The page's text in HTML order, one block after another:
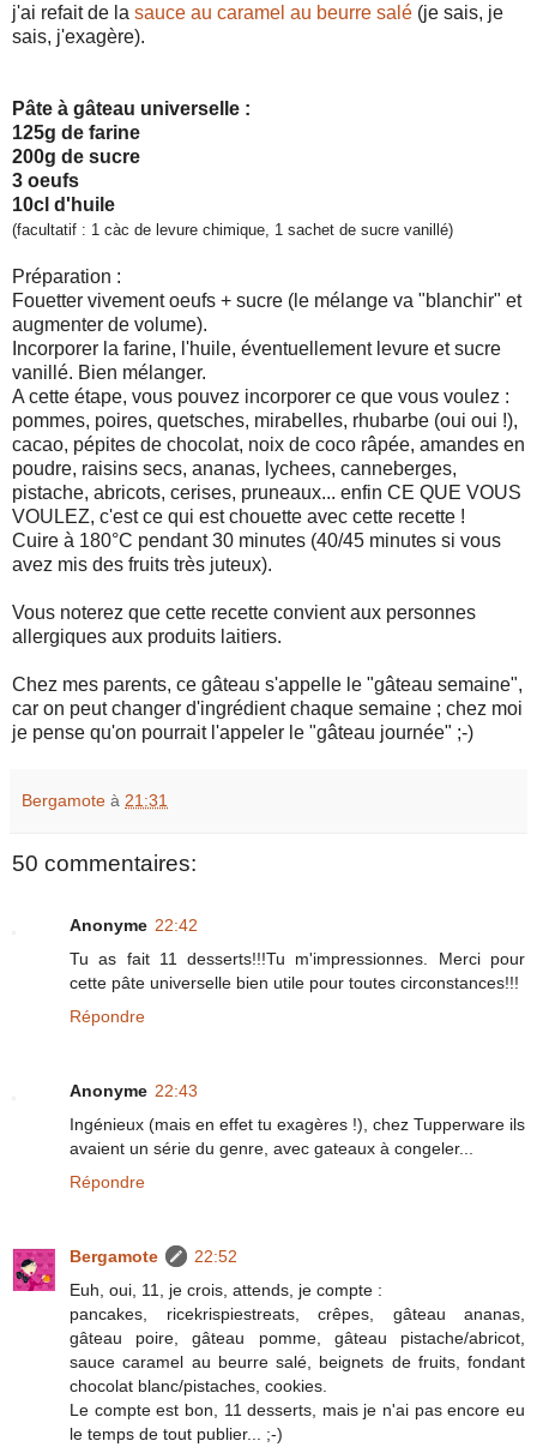
j'ai refait de la sauce au caramel au beurre salé (je sais, je
sais, j'exagère).
Pâte à gâteau universelle :
125g de farine
200g de sucre
3 oeufs
10cl d'huile
(facultatif : 1 càc de levure chimique, 1 sachet de sucre vanillé)
Préparation :
Fouetter vivement oeufs + sucre (le mélange va "blanchir" et
augmenter de volume).
Incorporer la farine, l'huile, éventuellement levure et sucre
vanillé. Bien mélanger.
A cette étape, vous pouvez incorporer ce que vous voulez :
pommes, poires, quetsches, mirabelles, rhubarbe (oui oui !),
cacao, pépites de chocolat, noix de coco râpée, amandes en
poudre, raisins secs, ananas, lychees, canneberges,
pistache, abricots, cerises, pruneaux... enfin CE QUE VOUS
VOULEZ, c'est ce qui est chouette avec cette recette !
Cuire à 180°C pendant 30 minutes (40/45 minutes si vous
avez mis des fruits très juteux).
Vous noterez que cette recette convient aux personnes
allergiques aux produits laitiers.
Chez mes parents, ce gâteau s'appelle le "gâteau semaine",
car on peut changer d'ingrédient chaque semaine ; chez moi
je pense qu'on pourrait l'appeler le "gâteau journée" ;-)
Bergamote à 21:31
50 commentaires:
Anonyme 22:42
Tu as fait 11 desserts!!!Tu m'impressionnes. Merci pour
cette pâte universelle bien utile pour toutes circonstances!!!
Répondre
Anonyme 22:43
Ingénieux (mais en effet tu exagères !), chez Tupperware ils
avaient un série du genre, avec gateaux à congeler...
Répondre
Bergamote
22:52
Euh, oui, 11, je crois, attends, je compte :
pancakes, ricekrispiestreats, crêpes, gâteau ananas,
gâteau poire, gâteau pomme, gâteau pistache/abricot,
sauce caramel au beurre salé, beignets de fruits, fondant
chocolat blanc/pistaches, cookies.
Le compte est bon, 11 desserts, mais je n'ai pas encore eu
le temps de tout publier... ;-)